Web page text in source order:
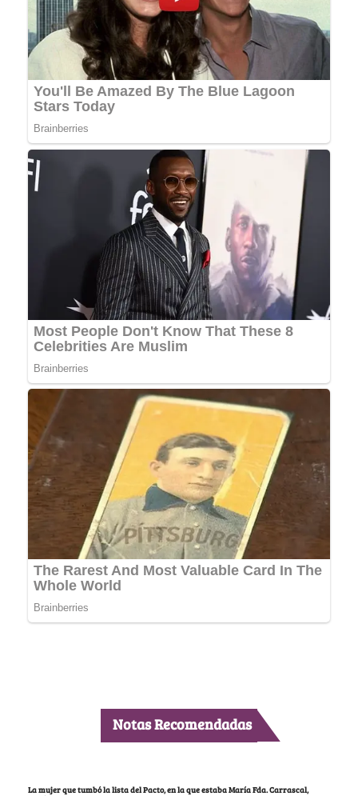
Notas Recomendadas
La mujer que tumbó la lista del Pacto, en la que estaba María Fda. Carrascal,